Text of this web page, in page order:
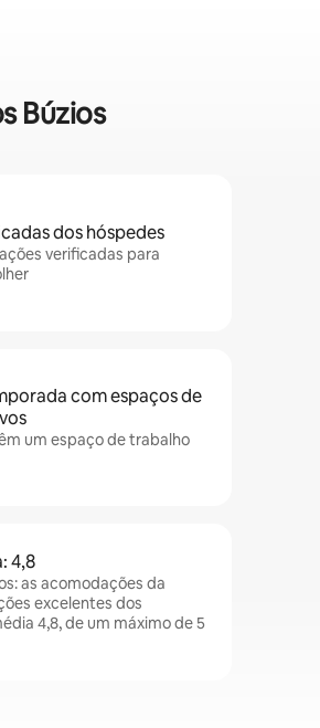
Búzios
dos hóspedes
verificadas para
com espaços de
um espaço de trabalho
4,8
as acomodações da
excelentes dos
4,8, de um máximo de 5